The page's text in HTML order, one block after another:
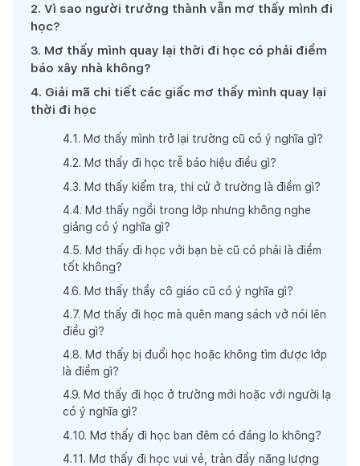
2. Vì sao người trưởng thành vẫn mơ thấy mình đi
học?
3. Mơ thấy mình quay lại thời đi học có phải điềm
báo xây nhà không?
4. Giải mã chi tiết các giấc mơ thấy mình quay lại
thời đi học
4.1 . Mơ thấy mình trở lại trường cũ có ý nghĩa gì?
4.2. Mơ thấy đi học trễ báo hiệu điều gì?
4.3. Mơ thấy kiểm tra, thi cử ở trường là điềm gì?
4.4. Mơ thấy ngồi trong lớp nhưng không nghe
giảng có ý nghĩa gì?
4.5. Mơ thấy đi học với bạn bè cũ có phải là điềm
tốt không?
4.6. Mơ thấy thầy cô giáo cũ có ý nghĩa gì?
4.7. Mơ thấy đi học mà quên mang sách vở nói lên
điều gì?
4.8. Mơ thấy bị đuổi học hoặc không tìm được lớp
là điềm gì?
4.9. Mơ thấy đi học ở trường mới hoặc với người lạ
có ý nghĩa gì?
4.10. Mơ thấy đi học ban đêm có đáng lo không?
4.11 . Mơ thấy đi học vui vẻ, tràn đầy năng lượng